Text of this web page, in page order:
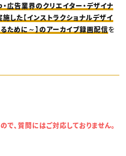
広告業界のクリエイター・デザイナ
した【インストラクショナルデザイ
めに～】のアーカイブ録画配信を
、質問にはご対応しておりません。